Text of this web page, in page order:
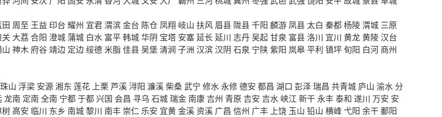
周至 王益 印台 耀州 宜君渭滨金台 陈仓 凤翔 岐山 扶风 眉县 陇县千阳 麟游 凤县 太白 秦都杨陵渭城 三原
大荔 合阳 澄城蒲城 白水 富平韩城华阴 宝塔 安塞延长 延川 志丹吴起甘泉 富县洛川 宜川 黄龙黄陵汉台
神木 府谷靖边 定边绥德 米脂佳县吴堡 清涧 子洲 汉滨汉阴 石泉 宁陕紫阳 岚皋平利 镇坪旬阳 白河 商州
珠山 浮梁 安源湘东 莲花 上栗 芦溪 浔阳 濂溪柴桑武宁 修水 永修德安 都昌 湖口 彭泽瑞昌 共青城 庐山 渝水 分
龙南 定南 全南 宁都于都兴国 会昌 寻乌 石城瑞金 南康 吉州 青原 吉安 吉水 峡江 新干 永丰泰和 遂川 万安 安
高安 临川 东乡 南城黎川 南丰 崇仁 乐安 宜黄金溪 资溪 广昌 信州 广丰 上饶 玉山 铅山 横峰 弋阳 余干鄱阳